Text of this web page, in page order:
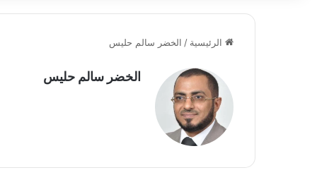
الرئيسية / الخضر سالم حليس
الخضر سالم حليس